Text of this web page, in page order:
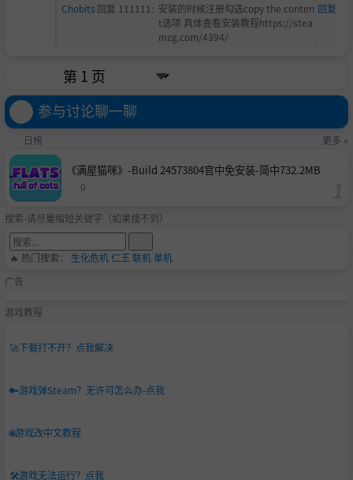
Chobits 回复 111111 : 安装的时候注册勾选copy the conten
t选项 具体查看安装教程https://stea
mzg.com/4394/
回复
参与讨论聊一聊
日榜 更多 »
《满屋猫咪》-Build 24573804官中免安装-简中732.2MB
0
搜索-请尽量缩短关键字（如果搜不到）
🔥 热门搜索： 生化危机仁王 联机单机
广告
游戏教程
🚀下载打不开？点我解决
🔑游戏弹Steam？无许可怎么办-点我
🌐游戏改中文教程
🛠️游戏无法运行？点我